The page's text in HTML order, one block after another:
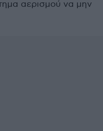
αερισμού να μην